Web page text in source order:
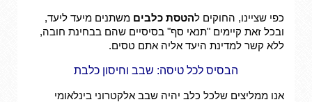
כפי שציינו, החוקים להטסת כלבים משתנים מיעד ליעד,
ובכל זאת קיימים "תנאי סף" בסיסיים שהם בבחינת חובה,
ללא קשר למדינת היעד אליה אתם טסים.
הבסיס לכל טיסה: שבב וחיסון כלבת
אנו ממליצים שלכל כלב יהיה שבב אלקטרוני בינלאומי